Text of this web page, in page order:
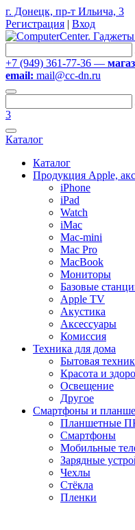
г. Донецк, пр-т Ильича, 3
Регистрация | Вход
+7 (949) 361-77-36 —
email: mail@cc-dn.ru
3
Каталог
Каталог
Продукция Apple,
iPhone
iPad
Watch
iMac
Mac-mini
Mac Pro
MacBook
Мониторы
Базовые
Apple TV
Акустика
Аксессуары
Комиссия
Техника для дома
Бытовая
Красота и
Освещение
Другое
Смартфоны и
Планшетные
Смартфоны
Мобильные
Зарядные
Чехлы
Стёкла
Пленки